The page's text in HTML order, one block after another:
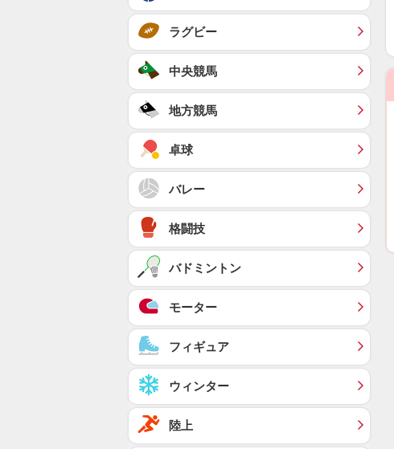
ラグビー
中央競馬
地方競馬
卓球
バレー
格闘技
バドミントン
モーター
フィギュア
ウィンター
陸上